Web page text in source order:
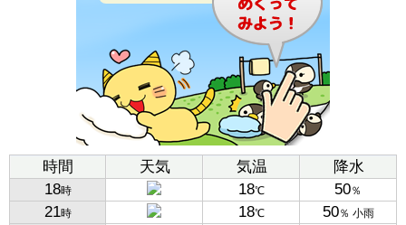
時間 天気 気温
降水
18時 18℃ 50％
21時 18℃ 50％ 小雨